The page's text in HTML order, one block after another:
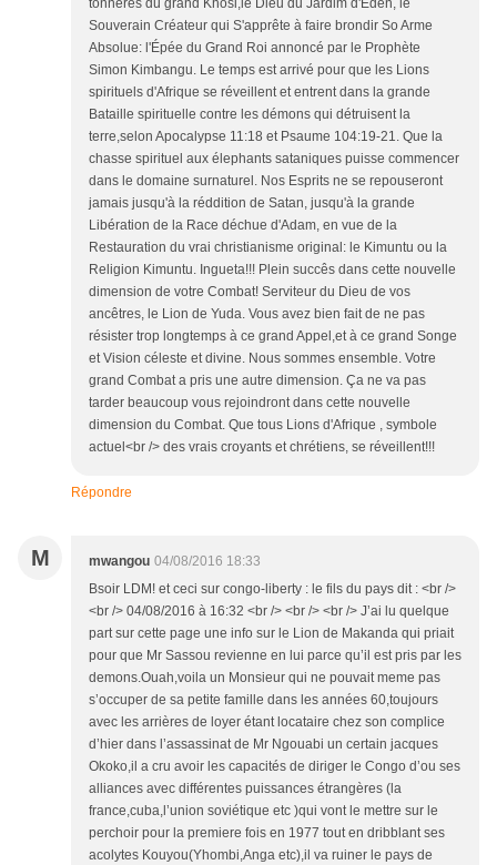
tonneres du grand Khosi,le Dieu du Jardim d'Eden, le
Souverain Créateur qui S'apprête à faire brondir So Arme
Absolue: l'Épée du Grand Roi annoncé par le Prophète
Simon Kimbangu. Le temps est arrivé pour que les Lions
spirituels d'Afrique se réveillent et entrent dans la grande
Bataille spirituelle contre les démons qui détruisent la
terre,selon Apocalypse 11:18 et Psaume 104:19-21. Que la
chasse spirituel aux élephants sataniques puisse commencer
dans le domaine surnaturel. Nos Esprits ne se repouseront
jamais jusqu'à la réddition de Satan, jusqu'à la grande
Libération de la Race déchue d'Adam, en vue de la
Restauration du vrai christianisme original: le Kimuntu ou la
Religion Kimuntu. Ingueta!!! Plein succês dans cette nouvelle
dimension de votre Combat! Serviteur du Dieu de vos
ancêtres, le Lion de Yuda. Vous avez bien fait de ne pas
résister trop longtemps à ce grand Appel,et à ce grand Songe
et Vision céleste et divine. Nous sommes ensemble. Votre
grand Combat a pris une autre dimension. Ça ne va pas
tarder beaucoup vous rejoindront dans cette nouvelle
dimension du Combat. Que tous Lions d'Afrique , symbole
actuel<br /> des vrais croyants et chrétiens, se réveillent!!!
Répondre
M mwangou 04/08/2016 18:33
Bsoir LDM! et ceci sur congo-liberty : le fils du pays dit : <br />
<br /> 04/08/2016 à 16:32 <br /> <br /> <br /> J’ai lu quelque
part sur cette page une info sur le Lion de Makanda qui priait
pour que Mr Sassou revienne en lui parce qu’il est pris par les
demons.Ouah,voila un Monsieur qui ne pouvait meme pas
s’occuper de sa petite famille dans les années 60,toujours
avec les arrières de loyer étant locataire chez son complice
d’hier dans l’assassinat de Mr Ngouabi un certain jacques
Okoko,il a cru avoir les capacités de diriger le Congo d’ou ses
alliances avec différentes puissances étrangères (la
france,cuba,l’union soviétique etc )qui vont le mettre sur le
perchoir pour la premiere fois en 1977 tout en dribblant ses
acolytes Kouyou(Yhombi,Anga etc),il va ruiner le pays de